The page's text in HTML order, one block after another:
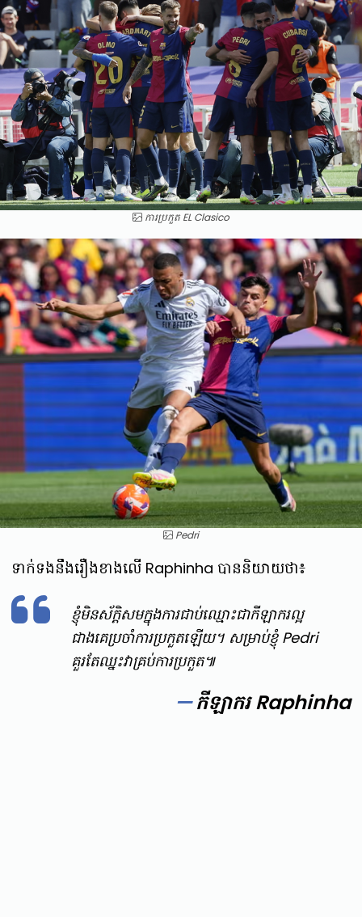
ការប្រកួត EL Clasico
Pedri
ទាក់ទងនឹងរឿងខាងលើ Raphinha បាននិយាយថា៖
ខ្ញុំមិនស័ក្តិសមក្នុងការជាប់ឈ្មោះជាកីឡាករល្អ
ជាងគេប្រចាំការប្រកួតឡើយ។ សម្រាប់ខ្ញុំ Pedri
គួរតែឈ្នះវាគ្រប់ការប្រកួត៕
កីឡាករ Raphinha